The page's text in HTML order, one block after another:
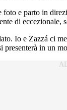
foto e parto in
di eccezionale,
Io e Zazzá ci
in un